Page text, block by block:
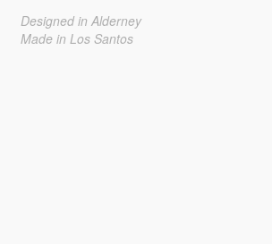
Designed in Alderney
Made in Los Santos